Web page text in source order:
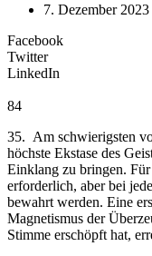
7. Dezember 2023
Facebook
Twitter
LinkedIn
84
35. Am schwierigsten
höchste Ekstase des
Einklang zu bringen.
erforderlich, aber bei
bewahrt werden. Eine
Magnetismus der
Stimme erschöpft hat,